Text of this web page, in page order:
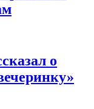
о